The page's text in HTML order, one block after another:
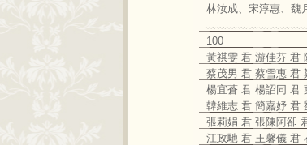
林汝成、宋淳惠、魏
100
黃祺雯 君 游佳芬 君
蔡茂男 君 蔡雪惠 君
楊宜蒼 君 楊詔同 君
韓維志 君 簡嘉妤 君
張莉娟 君 張陳阿卻
江政馳 君 王馨儀 君